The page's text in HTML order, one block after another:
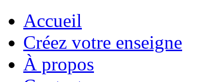
Accueil
Créez votre enseigne
À propos